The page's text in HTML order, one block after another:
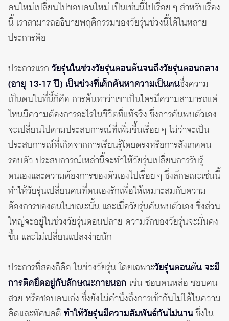
คนใหม่เปลี่ยนไปชอบคนใหม่ เป็นเช่นนี้ไปเรื่อย ๆ สำหรับเรื่อง
นี้ เราสามารถอธิบายพฤติกรรมของวัยรุ่นช่วงนี้ได้ในหลาย
ประการคือ
ประการแรก วัยรุ่นในช่วงวัยรุ่นตอนต้นจนถึงวัยรุ่นตอนกลาง
(อายุ 13-17 ปี) เป็นช่วงที่เด็กค้นหาความเป็นตนซึ่งความ
เป็นตนในที่นี้ก็คือ การค้นหาว่าเขาเป็นใครมีความสามารถแค่
ไหนมีความต้องการอะไรในชีวิตที่แท้จริง ซึ่งการค้นพบตัวเอง
จะเปลี่ยนไปตามประสบการณ์ที่เพิ่มขึ้นเรื่อย ๆ ไม่ว่าจะเป็น
ประสบการณ์ที่เกิดจากการเรียนรู้โดยตรงหรือการสังเกตคน
รอบตัว ประสบการณ์เหล่านี้จะทำให้วัยรุ่นเปลี่ยนการรับรู้
ตนเองและความต้องการของตัวเองไปเรื่อย ๆ ซึ่งลักษณะเช่นนี้
ทำให้วัยรุ่นเปลี่ยนคนที่ตนเองรักเพื่อให้เหมาะสมกับความ
ต้องการของตนในขณะนั้น และเมื่อวัยรุ่นค้นพบตัวเอง ซึ่งส่วน
ใหญ่จะอยู่ในช่วงวัยรุ่นตอนปลาย ความรักของวัยรุ่นจะมั่นคง
ขึ้น และไม่เปลี่ยนแปลงง่ายนัก
ประการที่สองก็คือ ในช่วงวัยรุ่น โดยเฉพาะวัยรุ่นตอนต้น จะมี
การติดยึดอยู่กับลักษณะภายนอก เช่น ชอบคนหล่อ ชอบคน
สวย หรือชอบคนเก่ง ซึ่งยังไม่คำนึงถึงการเข้ากันไม่ได้ในความ
คิดและทัศนคติ ทำให้วัยรุ่นมีความสัมพันธ์กันไม่นานซึ่งใน